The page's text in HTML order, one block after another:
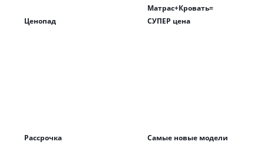
Ценопад
Матрас+Кровать=
СУПЕР цена
Рассрочка Самые новые модели